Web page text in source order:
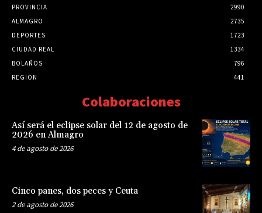
PROVINCIA
2990
ALMAGRO
2735
DEPORTES
1723
CIUDAD REAL
1334
BOLAÑOS
796
REGION
441
Colaboraciones
Así será el eclipse solar del 12 de agosto de
2026 en Almagro
4 de agosto de 2026
Cinco panes, dos peces y Ceuta
2 de agosto de 2026